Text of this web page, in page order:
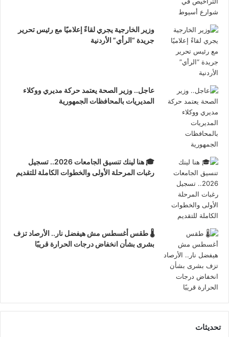
وزير الخارجية يجري لقاءً إعلاميًا مع رئيس تحرير
جريدة “الرأي” الأردنية
عاجل.. وزير الصحة يعتمد حركة مديري ووكلاء
المديريات بالمحافظات الجمهورية
🎓 هنا لينك تنسيق الجامعات 2026.. تسجيل
رغبات المرحلة الأولى والخطوات الكاملة للتقديم
🌡️ طقس أغسطس مش هيفضل نار.. الأرصاد تزف
بشرى بشأن انخفاض درجات الحرارة قريبًا
تحديثات